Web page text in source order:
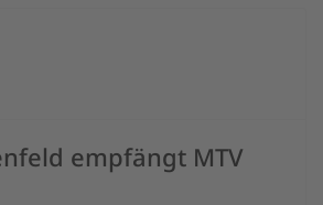
empfängt MTV